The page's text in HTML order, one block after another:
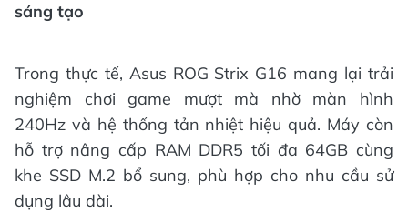
sáng tạo
Trong thực tế, Asus ROG Strix G16 mang lại trải
nghiệm chơi game mượt mà nhờ màn hình
240Hz và hệ thống tản nhiệt hiệu quả. Máy còn
hỗ trợ nâng cấp RAM DDR5 tối đa 64GB cùng
khe SSD M.2 bổ sung, phù hợp cho nhu cầu sử
dụng lâu dài.